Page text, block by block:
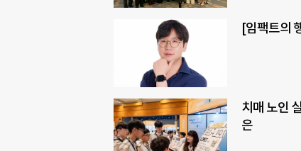
[임팩트의
치매 노인
은